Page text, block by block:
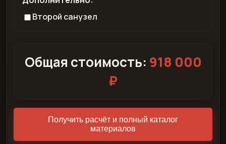
Второй санузел
Общая стоимость: 918 000
₽
Получить расчёт и полный каталог
материалов